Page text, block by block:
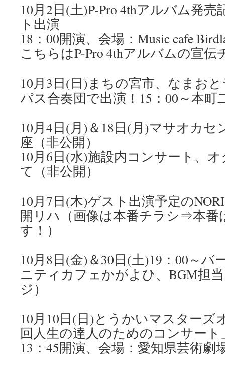
10月2日(土)P-Pro 4thアルバム発
ト出演
18：00開演、会場：Music cafe
こちらはP-Pro 4thアルバムの宣伝
10月3日(日)まちの宮市、なまお
パス合奏団で出演！15：00～本町
10月4日(月)＆18日(月)マサオカセ
座（非公開）
10月6日(水)施設内コンサート、
て（非公開）
10月7日(木)ゲスト出演予定の
開リハ（画像は本番チラシ⇒本番
す！）
10月8日(金)＆30日(土)19：00～
ニティカフェかがよひ、BGM担
ジ）
10月10日(日)とうかいマスターズ
回人生の達人のためのコンサート
13：45開演、会場：愛知県芸術